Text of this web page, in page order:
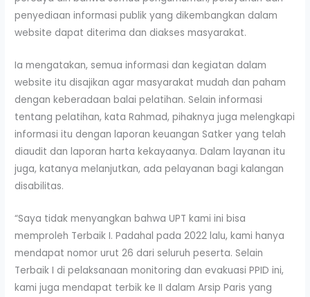
penyediaan informasi publik yang dikembangkan dalam
website dapat diterima dan diakses masyarakat.
Ia mengatakan, semua informasi dan kegiatan dalam
website itu disajikan agar masyarakat mudah dan paham
dengan keberadaan balai pelatihan. Selain informasi
tentang pelatihan, kata Rahmad, pihaknya juga melengkapi
informasi itu dengan laporan keuangan Satker yang telah
diaudit dan laporan harta kekayaanya. Dalam layanan itu
juga, katanya melanjutkan, ada pelayanan bagi kalangan
disabilitas.
“Saya tidak menyangkan bahwa UPT kami ini bisa
memproleh Terbaik I. Padahal pada 2022 lalu, kami hanya
mendapat nomor urut 26 dari seluruh peserta. Selain
Terbaik I di pelaksanaan monitoring dan evakuasi PPID ini,
kami juga mendapat terbik ke II dalam Arsip Paris yang